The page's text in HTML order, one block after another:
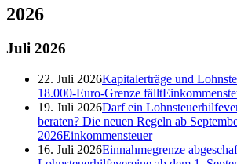
2026
Juli 2026
22. Juli 2026Kapitalerträge und
18.000-Euro-Grenze fällt
19. Juli 2026Darf ein
beraten? Die neuen Regeln ab
2026Einkommensteuer
16. Juli 2026Einnahmegrenze